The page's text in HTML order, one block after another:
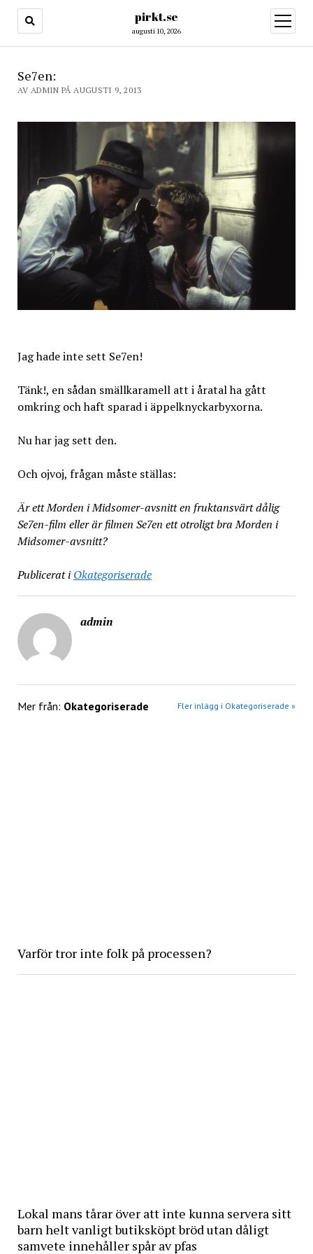
pirkt.se
augusti 10, 2026
öppna
meny
Se7en:
AV ADMIN PÅ AUGUSTI 9, 2013
Jag hade inte sett Se7en!
Tänk!, en sådan smällkaramell att i åratal ha gått
omkring och haft sparad i äppelknyckarbyxorna.
Nu har jag sett den.
Och ojvoj, frågan måste ställas:
Är ett Morden i Midsomer-avsnitt en fruktansvärt dålig
Se7en-film eller är filmen Se7en ett otroligt bra Morden i
Midsomer-avsnitt?
Publicerat i Okategoriserade
admin
Mer från: Okategoriserade Fler inlägg i Okategoriserade »
Varför tror inte folk på processen?
Lokal mans tårar över att inte kunna servera sitt
barn helt vanligt butiksköpt bröd utan dåligt
samvete innehåller spår av pfas